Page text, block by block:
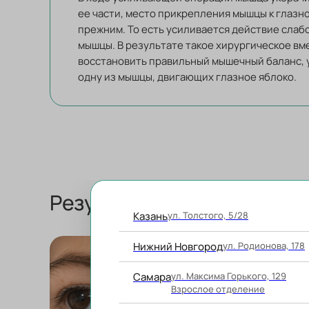
ее части, место прикрепления мышцы к
прежним. То есть усиливается действие
мышцы. В результате такое хирургическое
восстановить правильный мышечный баланс,
одну из мышцы, двигающих глазное яблоко.
Результаты операций по
Казаньул. Толстого, 5/28
Нижний Новгородул. Родионова, 178
Самараул. Максима Горького, 129
Взрослое отделение